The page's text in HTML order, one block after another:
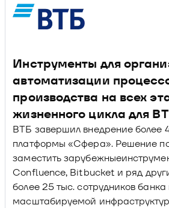
Инструменты для
автоматизации
производства на всех
жизненного цикла для
ВТБ завершил внедрение более
платформы «Сфера». Решение
заместить
Confluence, Bitbucket и ряд
более 25 тыс. сотрудников
масштабируемой